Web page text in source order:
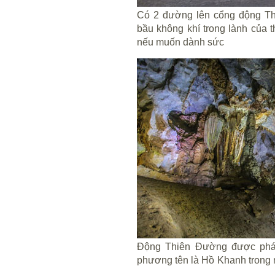
Có 2 đường lên cổng động
bầu không khí trong lành của
nếu muốn dành sức
Động Thiên Đường được
phương tên là Hồ Khanh trong